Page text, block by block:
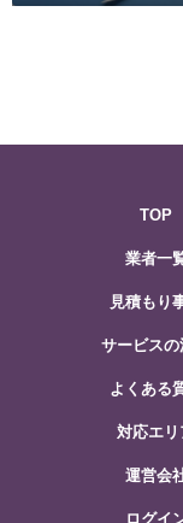
TOP
業者一
見積もり
サービスの
よくある
対応エリ
運営会
ログイ